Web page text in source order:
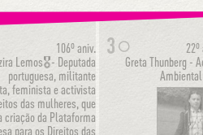
106º aniv.
Lemos🎖- Deputada
portuguesa, militante
feminista e activista
das mulheres, que
criação da Plataforma
para os Direitos das
3 🌕
Greta Thunberg -